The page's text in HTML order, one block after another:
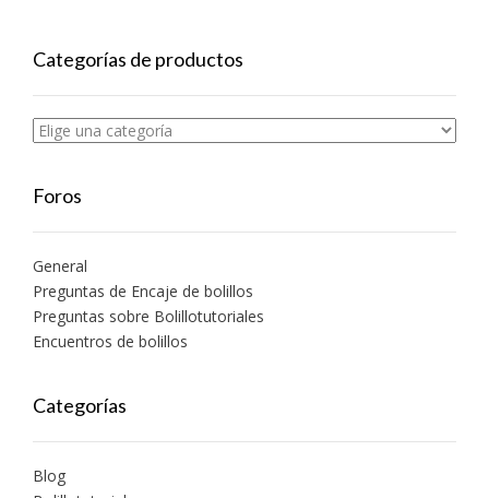
Categorías de productos
Foros
General
Preguntas de Encaje de bolillos
Preguntas sobre Bolillotutoriales
Encuentros de bolillos
Categorías
Blog